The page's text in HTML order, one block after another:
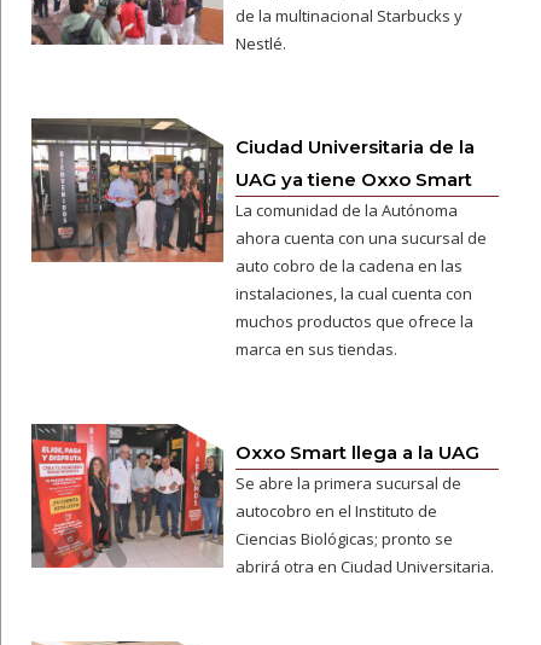
de la multinacional Starbucks y
Nestlé.
Ciudad Universitaria de la
UAG ya tiene Oxxo Smart
La comunidad de la Autónoma
ahora cuenta con una sucursal de
auto cobro de la cadena en las
instalaciones, la cual cuenta con
muchos productos que ofrece la
marca en sus tiendas.
Oxxo Smart llega a la UAG
Se abre la primera sucursal de
autocobro en el Instituto de
Ciencias Biológicas; pronto se
abrirá otra en Ciudad Universitaria.